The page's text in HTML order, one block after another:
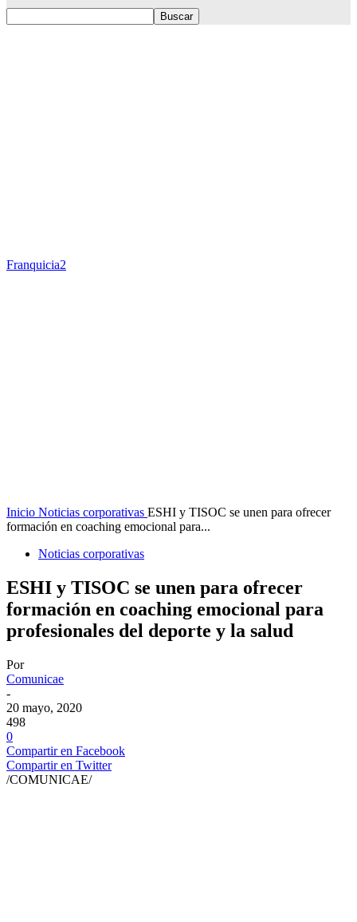
Franquicia2
Inicio Noticias corporativas ESHI y TISOC se unen para ofrecer
formación en coaching emocional para...
Noticias corporativas
ESHI y TISOC se unen para ofrecer
formación en coaching emocional para
profesionales del deporte y la salud
Por
Comunicae
-
20 mayo, 2020
498
0
Compartir en Facebook
Compartir en Twitter
/COMUNICAE/